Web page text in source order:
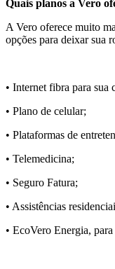
Quais planos a Vero
A Vero oferece muito
opções para deixar sua
• Internet fibra para sua
• Plano de celular;
• Plataformas de
• Telemedicina;
• Seguro Fatura;
• Assistências
• EcoVero Energia,